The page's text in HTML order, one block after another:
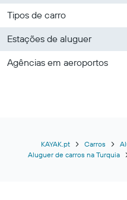
Tipos de carro
Estações de aluguer
Agências em aeroportos
KAYAK.pt Carros
Aluguer de carros na Turquia